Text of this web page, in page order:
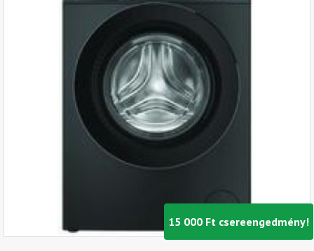
15 000 Ft csereengedmény!